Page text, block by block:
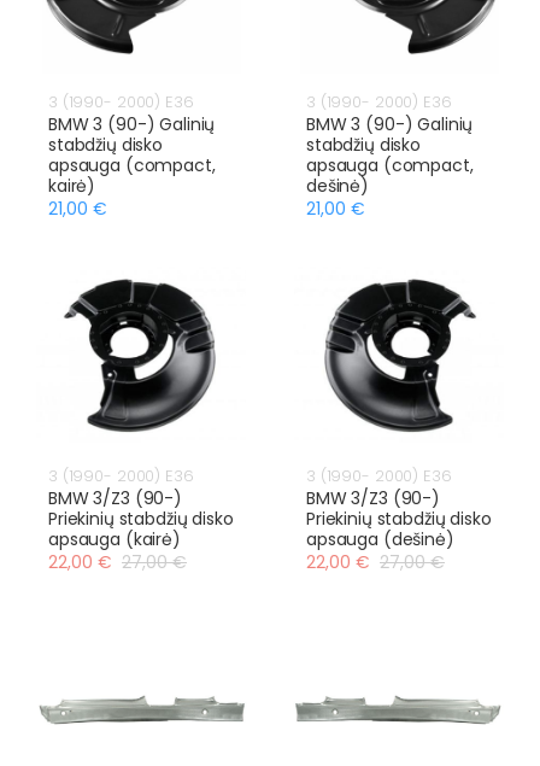
3 (1990- 2000) E36
BMW 3 (90-) Galinių
stabdžių disko
apsauga (compact,
kairė)
21,00 €
3 (1990- 2000) E36
BMW 3 (90-) Galinių
stabdžių disko
apsauga (compact,
dešinė)
21,00 €
3 (1990- 2000) E36
BMW 3/Z3 (90-)
Priekinių stabdžių disko
apsauga (kairė)
22,00 € 27,00 €
3 (1990- 2000) E36
BMW 3/Z3 (90-)
Priekinių stabdžių disko
apsauga (dešinė)
22,00 € 27,00 €